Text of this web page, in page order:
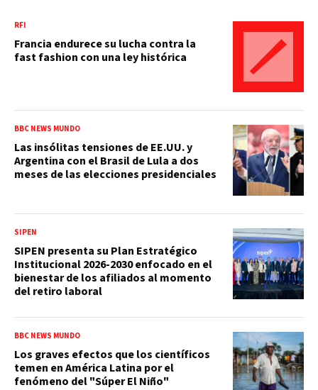
RFI
Francia endurece su lucha contra la
fast fashion con una ley histórica
BBC NEWS MUNDO
Las insólitas tensiones de EE.UU. y
Argentina con el Brasil de Lula a dos
meses de las elecciones presidenciales
SIPEN
SIPEN presenta su Plan Estratégico
Institucional 2026-2030 enfocado en el
bienestar de los afiliados al momento
del retiro laboral
BBC NEWS MUNDO
Los graves efectos que los científicos
temen en América Latina por el
fenómeno del "Súper El Niño"